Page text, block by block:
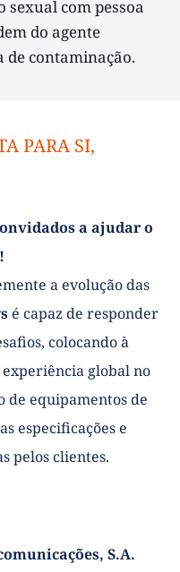
sexual com pessoa
do agente
de contaminação.
PARA SI,
a ajudar o
a evolução das
é capaz de responder
colocando à
experiência global no
de equipamentos de
especificações e
pelos clientes.
S.A.